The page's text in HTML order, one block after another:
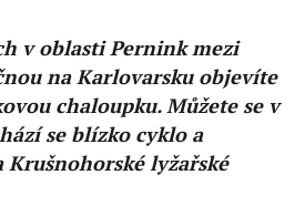
v oblasti Pernink mezi
na Karlovarsku objevíte
chaloupku. Můžete se v
se blízko cyklo a
lyžařské